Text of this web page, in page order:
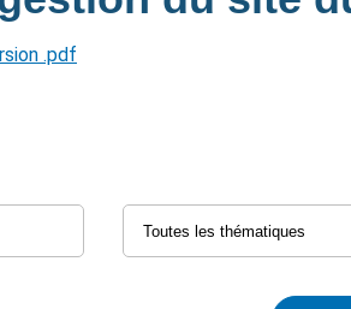
.pdf